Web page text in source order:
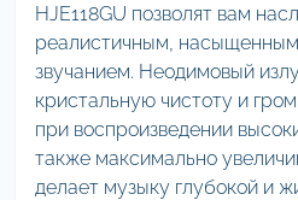
HJE118GU позволят вам
реалистичным,
звучанием. Неодимовый
кристальную чистоту и
при воспроизведении
также максимально
делает музыку глубокой и